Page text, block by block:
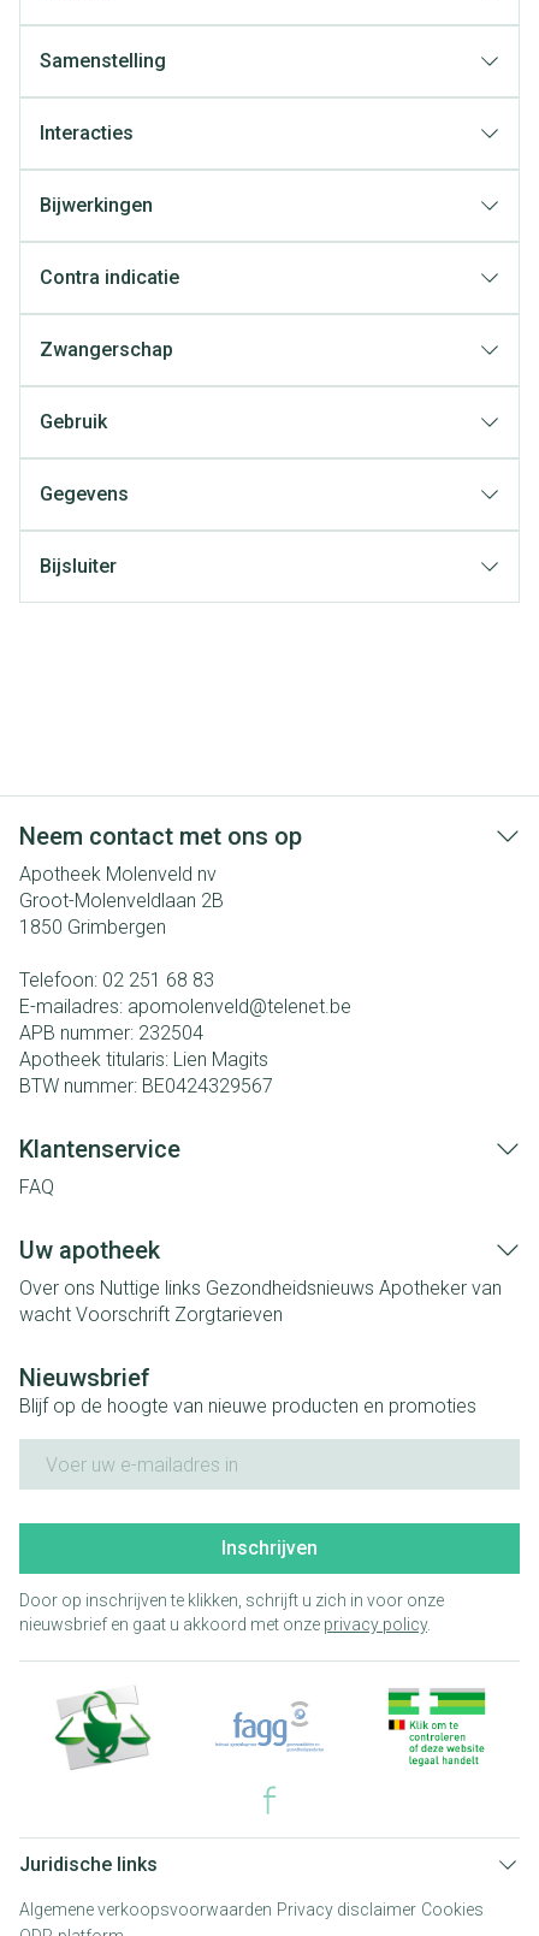
Samenstelling
Interacties
Bijwerkingen
Contra indicatie
Zwangerschap
Gebruik
Gegevens
Bijsluiter
Neem contact met ons op
Apotheek Molenveld nv
Groot-Molenveldlaan 2B
1850 Grimbergen
Telefoon: 02 251 68 83
E-mailadres: apomolenveld@telenet.be
APB nummer: 232504
Apotheek titularis: Lien Magits
BTW nummer: BE0424329567
Klantenservice
FAQ
Uw apotheek
Over ons Nuttige links Gezondheidsnieuws Apotheker van
wacht Voorschrift Zorgtarieven
Nieuwsbrief
Blijf op de hoogte van nieuwe producten en promoties
Inschrijven
Door op inschrijven te klikken, schrijft u zich in voor onze
nieuwsbrief en gaat u akkoord met onze privacy policy.
Juridische links
Algemene verkoopsvoorwaarden Privacy disclaimer Cookies